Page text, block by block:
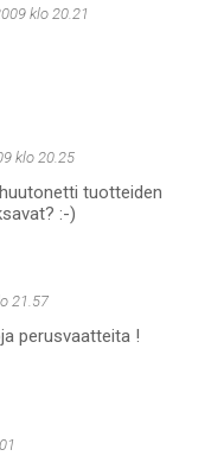
klo 20.21
klo 20.25
tuotteiden
:-)
21.57
perusvaatteita !